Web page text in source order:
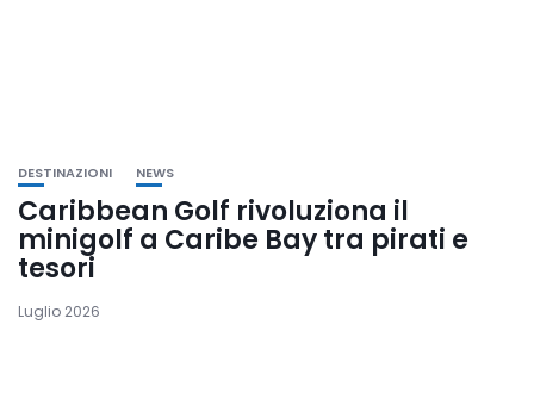
DESTINAZIONI NEWS
Caribbean Golf rivoluziona il
minigolf a Caribe Bay tra pirati e
tesori
Luglio 2026